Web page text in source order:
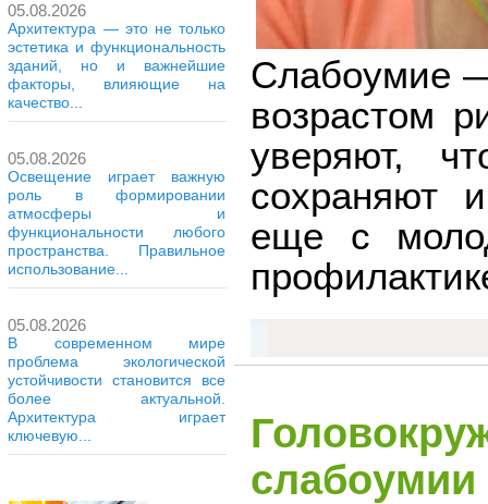
05.08.2026
Архитектура — это не только
эстетика и функциональность
зданий, но и важнейшие
факторы, влияющие на
качество...
05.08.2026
Освещение играет важную
роль в формировании
атмосферы и
функциональности любого
пространства. Правильное
использование...
05.08.2026
В современном мире
проблема экологической
устойчивости становится все
более актуальной.
Архитектура играет
ключевую...
Слабоумие
возрастом
уверяют,
сохраняют
еще с
слабоумии